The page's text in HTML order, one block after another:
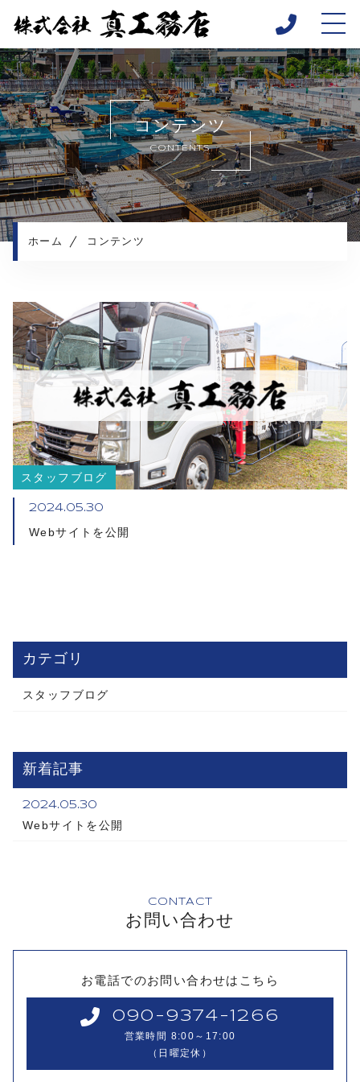
ホーム
当社について
採用情報
事業内容
施工実績
施工の流れ
プライバシーポリシー
コンテンツ
CONTENTS
ホーム コンテンツ
スタッフブログ
2024.05.30
Webサイトを公開
カテゴリ
スタッフブログ
新着記事
2024.05.30
Webサイトを公開
CONTACT
お問い合わせ
お電話でのお問い合わせはこちら
090-9374-1266
営業時間 8:00～17:00
（日曜定休）